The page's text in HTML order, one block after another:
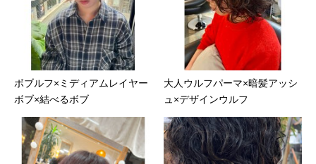
ボブルフ×ミディアムレイヤー
ボブ×結べるボブ
大人ウルフパーマ×暗髪アッシ
ュ×デザインウルフ